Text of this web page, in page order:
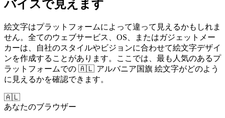
バイスで見えます
絵文字はプラットフォームによって違って見えるかもしれま
せん。全てのウェブサービス、OS、またはガジェットメー
カーは、自社のスタイルやビジョンに合わせて絵文字デザイ
ンを作成することがあります。ここでは、最も人気のあるプ
ラットフォームでの 🇦🇱 アルバニア国旗 絵文字がどのよう
に見えるかを確認できます。
🇦🇱
あなたのブラウザー